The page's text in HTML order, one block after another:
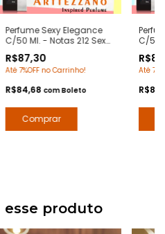
Perfume Sexy Elegance
C/50 Ml. - Notas 212 Sexy
Contratipos Premium -
Arte 1 Perfumes
R$87,30
Até 7%OFF no Carrinho!
R$84,68 comBoleto
C/50
Arte 1
Até
esse produto